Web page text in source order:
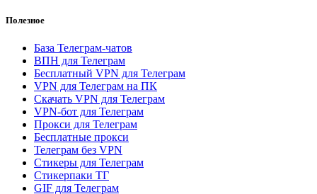
Полезное
База Телеграм-чатов
ВПН для Телеграм
Бесплатный VPN для Телеграм
VPN для Телеграм на ПК
Скачать VPN для Телеграм
VPN-бот для Телеграм
Прокси для Телеграм
Бесплатные прокси
Телеграм без VPN
Стикеры для Телеграм
Стикерпаки ТГ
GIF для Телеграм